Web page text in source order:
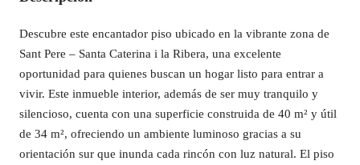
Descubre este encantador piso ubicado en la vibrante zona de
Sant Pere – Santa Caterina i la Ribera, una excelente
oportunidad para quienes buscan un hogar listo para entrar a
vivir. Este inmueble interior, además de ser muy tranquilo y
silencioso, cuenta con una superficie construida de 40 m² y útil
de 34 m², ofreciendo un ambiente luminoso gracias a su
orientación sur que inunda cada rincón con luz natural. El piso